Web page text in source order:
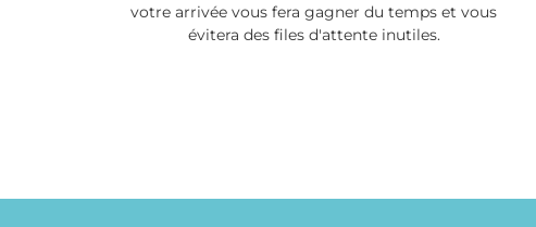
votre arrivée vous fera gagner du temps et vous
évitera des files d'attente inutiles.